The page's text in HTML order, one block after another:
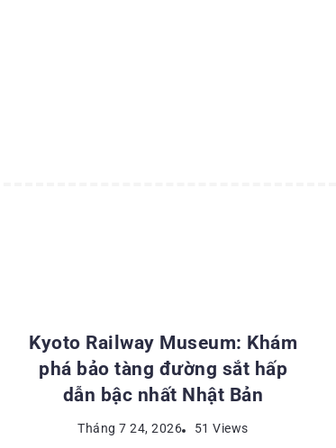
Kyoto Railway Museum: Khám
phá bảo tàng đường sắt hấp
dẫn bậc nhất Nhật Bản
Tháng 7 24, 2026 51 Views